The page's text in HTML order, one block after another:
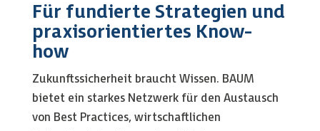
Für fundierte Strategien und
praxisorientiertes Know-
how
Zukunftssicherheit braucht Wissen. BAUM
bietet ein starkes Netzwerk für den Austausch
von Best Practices, wirtschaftlichen